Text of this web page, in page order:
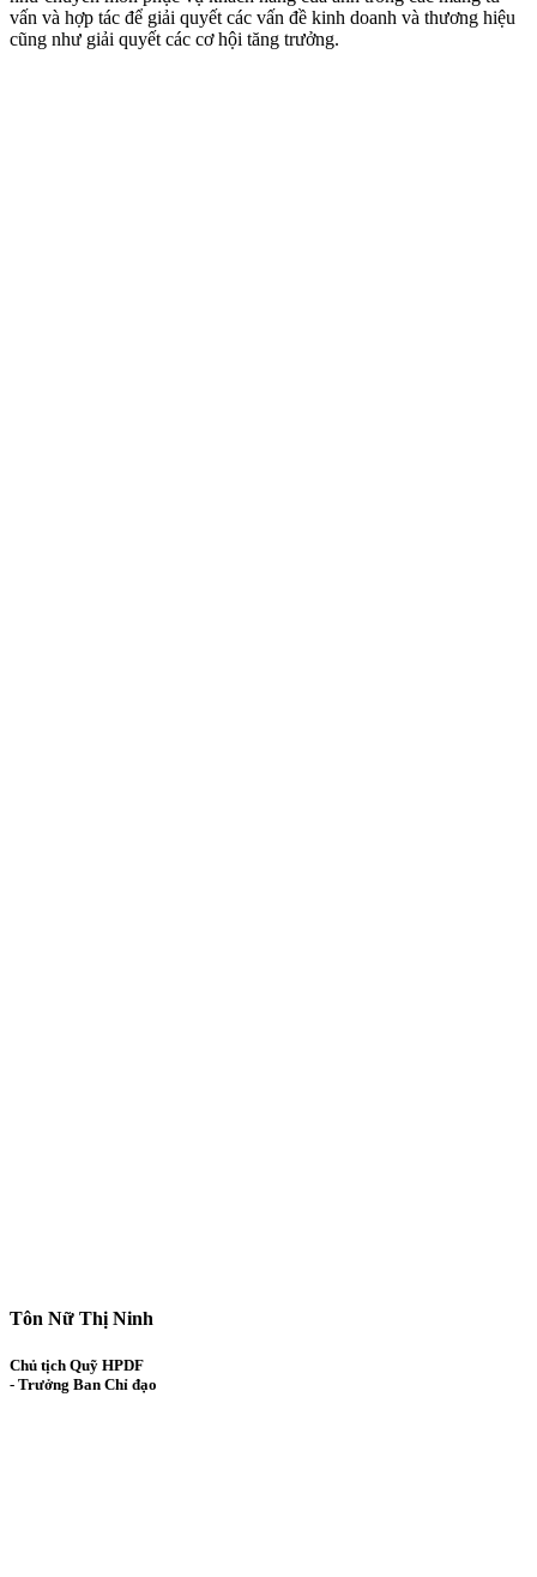
vấn và hợp tác để giải quyết các vấn đề kinh doanh và thương hiệu
cũng như giải quyết các cơ hội tăng trưởng.
Tôn Nữ Thị Ninh
Chủ tịch Quỹ HPDF
- Trưởng Ban Chỉ đạo